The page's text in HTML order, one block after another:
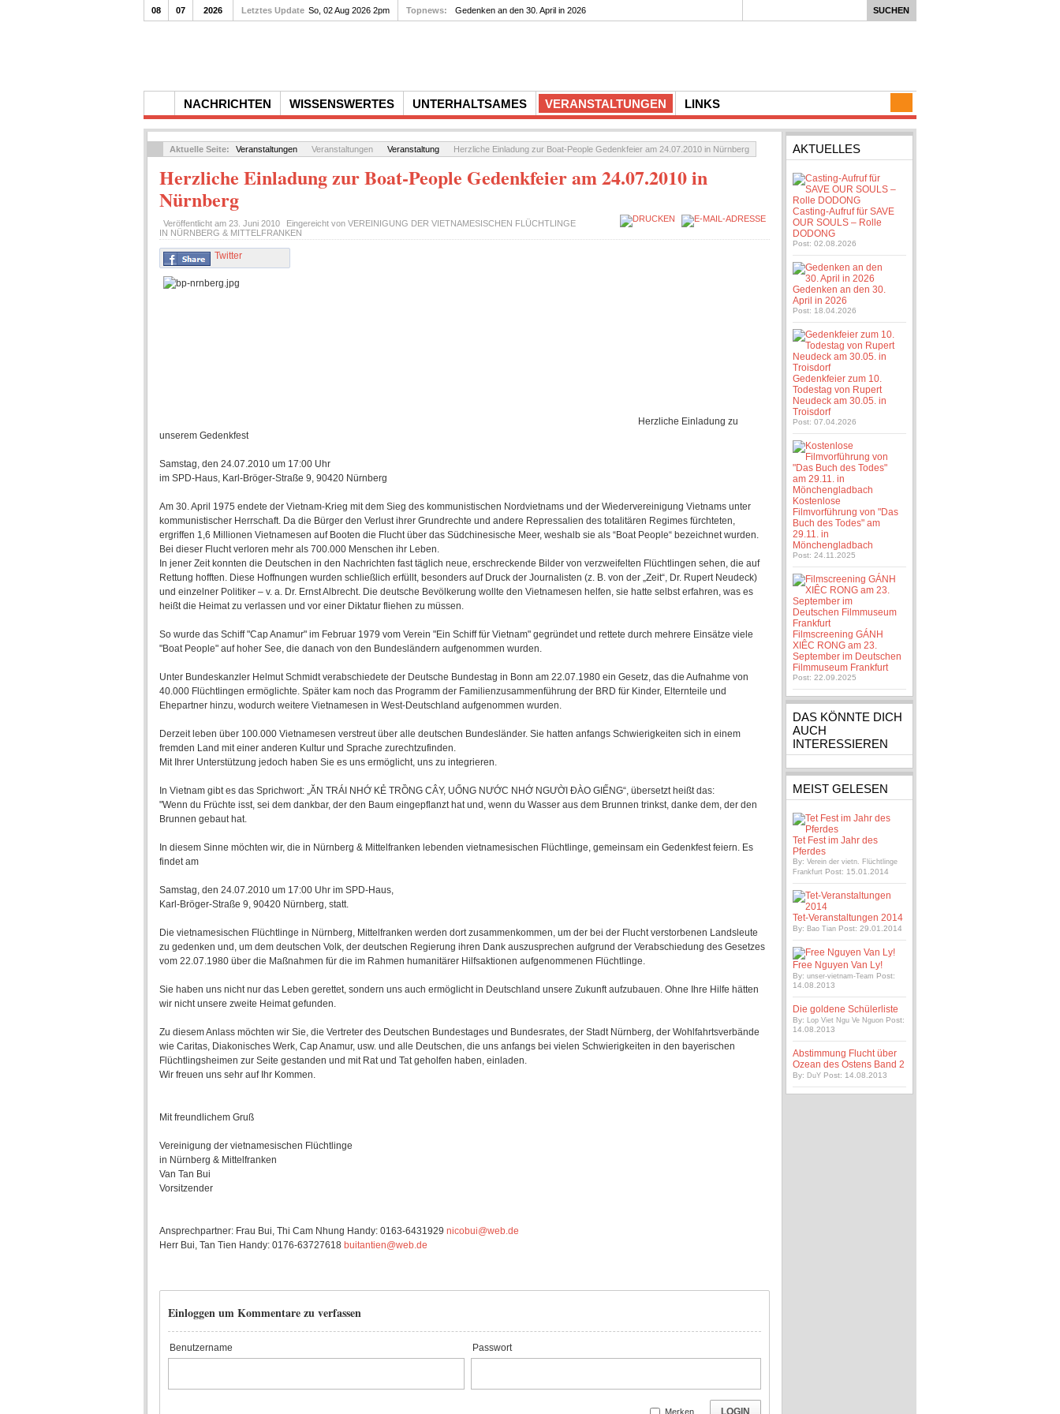
NACHRICHTEN WISSENSWERTES UNTERHALTSAMES VERANSTALTUNGEN LINKS
08 07 2026 Letztes Update So, 02 Aug 2026 2pm Topnews: Gedenken an den 30. April in 2026
Gedenkfeier zum 10. Todestag von Rupert Neudeck am...
Aktuelle Seite: Veranstaltungen Veranstaltungen Veranstaltung Herzliche Einladung zur Boat-People Gedenkfeier am 24.07.2010 in Nürnberg
Herzliche Einladung zur Boat-People Gedenkfeier am 24.07.2010 in
Nürnberg
Veröffentlicht am 23. Juni 2010 Eingereicht von VEREINIGUNG DER VIETNAMESISCHEN FLÜCHTLINGE
IN NÜRNBERG & MITTELFRANKEN
Twitter
Herzliche Einladung zu
unserem Gedenkfest
Samstag, den 24.07.2010 um 17:00 Uhr
im SPD-Haus, Karl-Bröger-Straße 9, 90420 Nürnberg
Am 30. April 1975 endete der Vietnam-Krieg mit dem Sieg des kommunistischen Nordvietnams und der Wiedervereinigung Vietnams unter
kommunistischer Herrschaft. Da die Bürger den Verlust ihrer Grundrechte und andere Repressalien des totalitären Regimes fürchteten,
ergriffen 1,6 Millionen Vietnamesen auf Booten die Flucht über das Südchinesische Meer, weshalb sie als “Boat People“ bezeichnet wurden.
Bei dieser Flucht verloren mehr als 700.000 Menschen ihr Leben.
In jener Zeit konnten die Deutschen in den Nachrichten fast täglich neue, erschreckende Bilder von verzweifelten Flüchtlingen sehen, die auf
Rettung hofften. Diese Hoffnungen wurden schließlich erfüllt, besonders auf Druck der Journalisten (z. B. von der „Zeit“, Dr. Rupert Neudeck)
und einzelner Politiker – v. a. Dr. Ernst Albrecht. Die deutsche Bevölkerung wollte den Vietnamesen helfen, sie hatte selbst erfahren, was es
heißt die Heimat zu verlassen und vor einer Diktatur fliehen zu müssen.
So wurde das Schiff "Cap Anamur" im Februar 1979 vom Verein "Ein Schiff für Vietnam" gegründet und rettete durch mehrere Einsätze viele
"Boat People" auf hoher See, die danach von den Bundesländern aufgenommen wurden.
Unter Bundeskanzler Helmut Schmidt verabschiedete der Deutsche Bundestag in Bonn am 22.07.1980 ein Gesetz, das die Aufnahme von
40.000 Flüchtlingen ermöglichte. Später kam noch das Programm der Familienzusammenführung der BRD für Kinder, Elternteile und
Ehepartner hinzu, wodurch weitere Vietnamesen in West-Deutschland aufgenommen wurden.
Derzeit leben über 100.000 Vietnamesen verstreut über alle deutschen Bundesländer. Sie hatten anfangs Schwierigkeiten sich in einem
fremden Land mit einer anderen Kultur und Sprache zurechtzufinden.
Mit Ihrer Unterstützung jedoch haben Sie es uns ermöglicht, uns zu integrieren.
In Vietnam gibt es das Sprichwort: „ĂN TRÁI NHỚ KẺ TRỒNG CÂY, UỐNG NƯỚC NHỚ NGƯỜI ĐÀO GIẾNG“, übersetzt heißt das:
"Wenn du Früchte isst, sei dem dankbar, der den Baum eingepflanzt hat und, wenn du Wasser aus dem Brunnen trinkst, danke dem, der den
Brunnen gebaut hat.
In diesem Sinne möchten wir, die in Nürnberg & Mittelfranken lebenden vietnamesischen Flüchtlinge, gemeinsam ein Gedenkfest feiern. Es
findet am
Samstag, den 24.07.2010 um 17:00 Uhr im SPD-Haus,
Karl-Bröger-Straße 9, 90420 Nürnberg, statt.
Die vietnamesischen Flüchtlinge in Nürnberg, Mittelfranken werden dort zusammenkommen, um der bei der Flucht verstorbenen Landsleute
zu gedenken und, um dem deutschen Volk, der deutschen Regierung ihren Dank auszusprechen aufgrund der Verabschiedung des Gesetzes
vom 22.07.1980 über die Maßnahmen für die im Rahmen humanitärer Hilfsaktionen aufgenommenen Flüchtlinge.
Sie haben uns nicht nur das Leben gerettet, sondern uns auch ermöglicht in Deutschland unsere Zukunft aufzubauen. Ohne Ihre Hilfe hätten
wir nicht unsere zweite Heimat gefunden.
Zu diesem Anlass möchten wir Sie, die Vertreter des Deutschen Bundestages und Bundesrates, der Stadt Nürnberg, der Wohlfahrtsverbände
wie Caritas, Diakonisches Werk, Cap Anamur, usw. und alle Deutschen, die uns anfangs bei vielen Schwierigkeiten in den bayerischen
Flüchtlingsheimen zur Seite gestanden und mit Rat und Tat geholfen haben, einladen.
Wir freuen uns sehr auf Ihr Kommen.
Mit freundlichem Gruß
Vereinigung der vietnamesischen Flüchtlinge
in Nürnberg & Mittelfranken
Van Tan Bui
Vorsitzender
Ansprechpartner: Frau Bui, Thi Cam Nhung Handy: 0163-6431929 nicobui@web.de
Herr Bui, Tan Tien Handy: 0176-63727618 buitantien@web.de
Einloggen um Kommentare zu verfassen
Benutzername Passwort
LOGIN
Merken
AKTUELLES
Casting-Aufruf für SAVE
OUR SOULS – Rolle
DODONG
Post: 02.08.2026
Gedenken an den 30.
April in 2026
Post: 18.04.2026
Gedenkfeier zum 10.
Todestag von Rupert
Neudeck am 30.05. in
Troisdorf
Post: 07.04.2026
Kostenlose
Filmvorführung von "Das
Buch des Todes" am
29.11. in
Mönchengladbach
Post: 24.11.2025
Filmscreening GÁNH
XIÊC RONG am 23.
September im Deutschen
Filmmuseum Frankfurt
Post: 22.09.2025
DAS KÖNNTE DICH
AUCH
INTERESSIEREN
MEIST GELESEN
Tet Fest im Jahr des
Pferdes
By:Verein der vietn. Flüchtlinge
Frankfurt Post: 15.01.2014
Tet-Veranstaltungen 2014
By:Bao Tian Post: 29.01.2014
Free Nguyen Van Ly!
By:unser-vietnam-Team Post:
14.08.2013
Die goldene Schülerliste
By:Lop Viet Ngu Ve Nguon Post:
14.08.2013
Abstimmung Flucht über
Ozean des Ostens Band 2
By:DuY Post: 14.08.2013